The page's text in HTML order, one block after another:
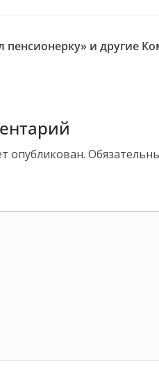
пенсионерку» и другие
опубликован.